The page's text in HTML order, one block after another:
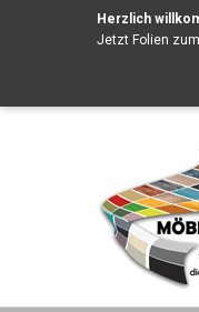
Herzlich
Jetzt Folien